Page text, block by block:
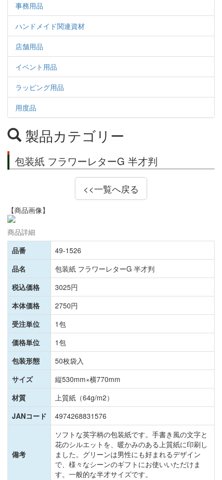
事務用品
ハンドメイド関連資材
店舗用品
イベント用品
ラッピング用品
用度品
製品カテゴリー
包装紙 フラワーレターG 半才判
<<一覧へ戻る
【商品画像】
商品詳細
品番
49-1526
品名
包装紙 フラワーレターG 半才判
税込価格
3025円
本体価格
2750円
受注単位
1包
価格単位
1包
包装形態
50枚袋入
サイズ
縦530mm×横770mm
材質
上質紙（64g/m2）
JANコード
4974268831576
備考
ソフトな英字柄の包装紙です。手書き風の文字と
花のシルエットを、暖かみのある上質紙に印刷し
ました。グリーンは男性にも好まれるデザイン
で、様々なシーンのギフトにお使いいただけま
す。一般的な半才サイズです。